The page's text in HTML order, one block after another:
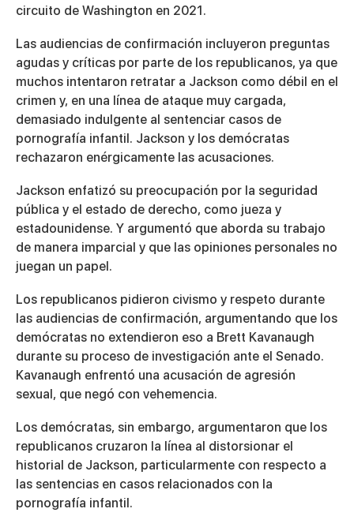
circuito de Washington en 2021.
Las audiencias de confirmación incluyeron preguntas
agudas y críticas por parte de los republicanos, ya que
muchos intentaron retratar a Jackson como débil en el
crimen y, en una línea de ataque muy cargada,
demasiado indulgente al sentenciar casos de
pornografía infantil. Jackson y los demócratas
rechazaron enérgicamente las acusaciones.
Jackson enfatizó su preocupación por la seguridad
pública y el estado de derecho, como jueza y
estadounidense. Y argumentó que aborda su trabajo
de manera imparcial y que las opiniones personales no
juegan un papel.
Los republicanos pidieron civismo y respeto durante
las audiencias de confirmación, argumentando que los
demócratas no extendieron eso a Brett Kavanaugh
durante su proceso de investigación ante el Senado.
Kavanaugh enfrentó una acusación de agresión
sexual, que negó con vehemencia.
Los demócratas, sin embargo, argumentaron que los
republicanos cruzaron la línea al distorsionar el
historial de Jackson, particularmente con respecto a
las sentencias en casos relacionados con la
pornografía infantil.